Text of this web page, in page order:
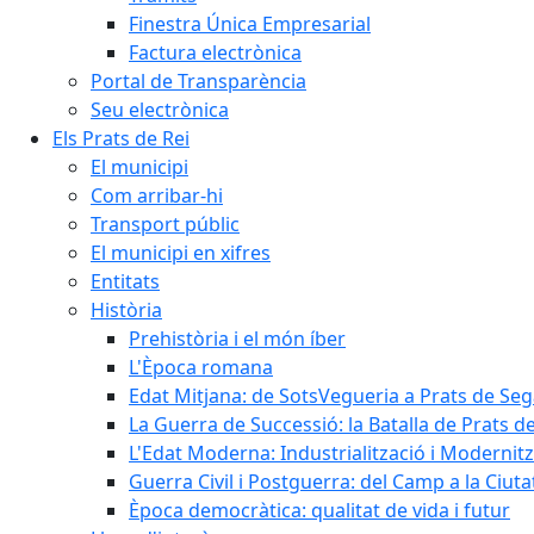
Finestra Única Empresarial
Factura electrònica
Portal de Transparència
Seu electrònica
Els Prats de Rei
El municipi
Com arribar-hi
Transport públic
El municipi en xifres
Entitats
Història
Prehistòria i el món íber
L'Època romana
Edat Mitjana: de SotsVegueria a Prats de
La Guerra de Successió: la Batalla de Prats
L'Edat Moderna: Industrialització i
Guerra Civil i Postguerra: del Camp a la
Època democràtica: qualitat de vida i futur